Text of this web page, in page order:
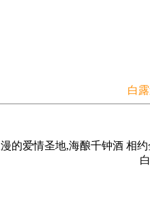
白
的爱情圣地,海酿千钟酒 相